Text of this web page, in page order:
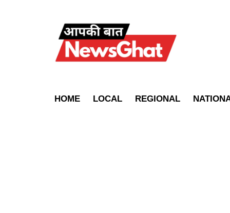
HOME LOCAL REGIONAL